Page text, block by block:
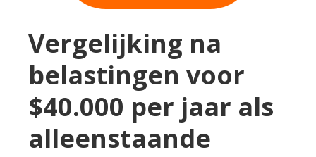
Vergelijking na
belastingen voor
$40.000 per jaar als
alleenstaande